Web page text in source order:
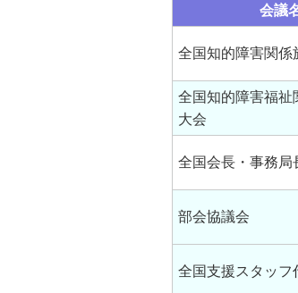
会議
全国知的障害関係
全国知的障害福祉
大会
全国会長・事務局
部会協議会
全国支援スタッフ